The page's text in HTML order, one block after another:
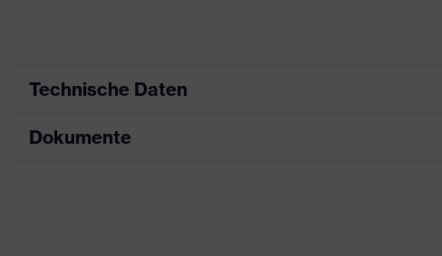
Technische Daten
Produktart
Dokumente